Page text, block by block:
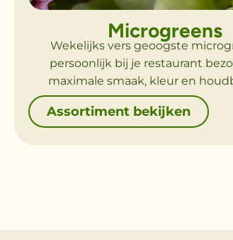
Microgreens
Wekelijks vers geoogste
persoonlijk bij je restaurant
maximale smaak, kleur en
Assortiment bekijken